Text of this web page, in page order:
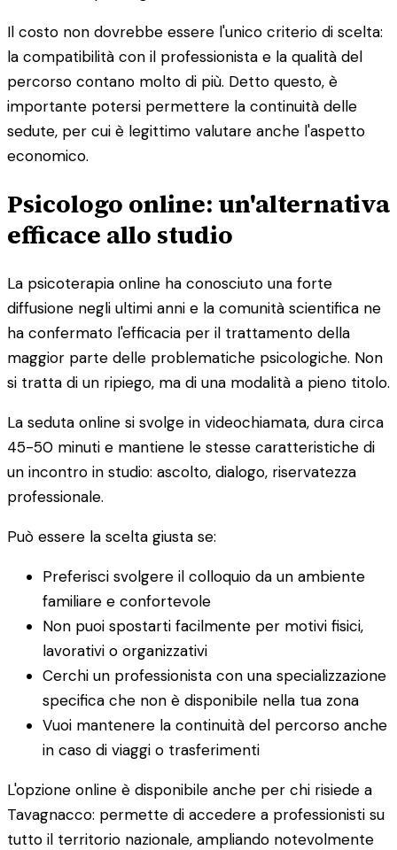
Il costo non dovrebbe essere l'unico criterio di scelta:
la compatibilità con il professionista e la qualità del
percorso contano molto di più. Detto questo, è
importante potersi permettere la continuità delle
sedute, per cui è legittimo valutare anche l'aspetto
economico.
Psicologo online: un'alternativa
efficace allo studio
La psicoterapia online ha conosciuto una forte
diffusione negli ultimi anni e la comunità scientifica ne
ha confermato l'efficacia per il trattamento della
maggior parte delle problematiche psicologiche. Non
si tratta di un ripiego, ma di una modalità a pieno titolo.
La seduta online si svolge in videochiamata, dura circa
45-50 minuti e mantiene le stesse caratteristiche di
un incontro in studio: ascolto, dialogo, riservatezza
professionale.
Può essere la scelta giusta se:
Preferisci svolgere il colloquio da un ambiente
familiare e confortevole
Non puoi spostarti facilmente per motivi fisici,
lavorativi o organizzativi
Cerchi un professionista con una specializzazione
specifica che non è disponibile nella tua zona
Vuoi mantenere la continuità del percorso anche
in caso di viaggi o trasferimenti
L'opzione online è disponibile anche per chi risiede a
Tavagnacco: permette di accedere a professionisti su
tutto il territorio nazionale, ampliando notevolmente